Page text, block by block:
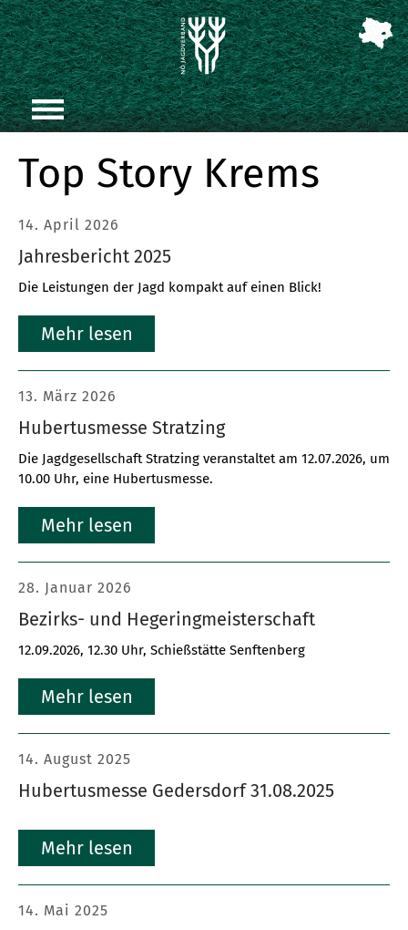
Top Story Krems
Jahresbericht 2025
Die Leistungen der Jagd kompakt auf einen Blick!
14. April 2026
Mehr lesen
Hubertusmesse Stratzing
Die Jagdgesellschaft Stratzing veranstaltet am 12.07.2026, um
10.00 Uhr, eine Hubertusmesse.
13. März 2026
Mehr lesen
Bezirks- und Hegeringmeisterschaft
12.09.2026, 12.30 Uhr, Schießstätte Senftenberg
28. Januar 2026
Mehr lesen
Hubertusmesse Gedersdorf 31.08.2025
14. August 2025
Mehr lesen
14. Mai 2025